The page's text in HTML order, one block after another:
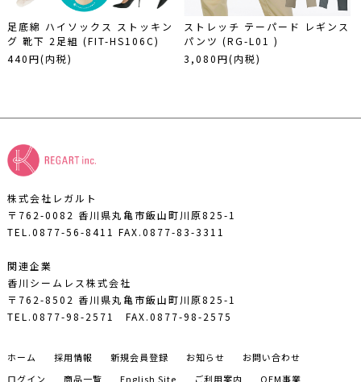
足底綿 ハイソックス ストッキン
グ 靴下 2足組 (FIT-HS106C)
440円(内税)
ストレッチ テーパード レギンス
パンツ (RG-L01 )
3,080円(内税)
株式会社レガルト
〒762-0082 香川県丸亀市飯山町川原825-1
TEL.0877-56-8411 FAX.0877-83-3311
関連企業
香川シームレス株式会社
〒762-8502 香川県丸亀市飯山町川原825-1
TEL.0877-98-2571
FAX.0877-98-2575
ホーム 採用情報 新規会員登録 お知らせ
お問い合わせ
ログイン
商品一覧 English Site ご利用案内 OEM事業